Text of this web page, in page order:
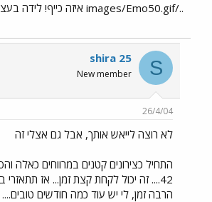
../images/Emo50.gif איזה כייף! לידה בעצמאות
S
shira 25
New member
26/4/04
לא רוצה לייאש אותך, אבל גם אצלי זה
התחיל כצירונים קטנים במרווחים כאלה
42.... זה יכול לקחת קצת זמן... אז
הרבה זמן, לי יש עוד כמה חודשים טובים....